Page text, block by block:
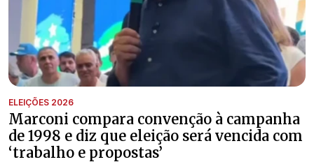
ELEIÇÕES 2026
Marconi compara convenção à campanha
de 1998 e diz que eleição será vencida com
‘trabalho e propostas’